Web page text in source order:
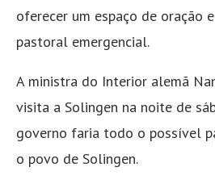
oferecer um espaço de oração
pastoral emergencial.
A ministra do Interior alemã
visita a Solingen na noite de
governo faria todo o possível
o povo de Solingen.